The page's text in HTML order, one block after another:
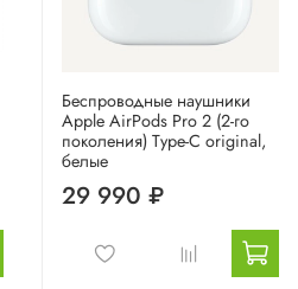
Беспроводные наушники
Apple AirPods Pro 2 (2-го
поколения) Type-C original,
белые
29 990 ₽